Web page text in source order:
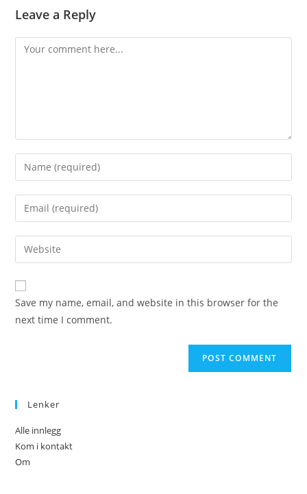
Leave a Reply
Comment
Enter
your
name
comment
Enter
your
email
address
comment
Enter
your
website
URL
(optional)
Save my name, email, and website in this browser for the
next time I comment.
Lenker
Alle innlegg
Kom i kontakt
Om